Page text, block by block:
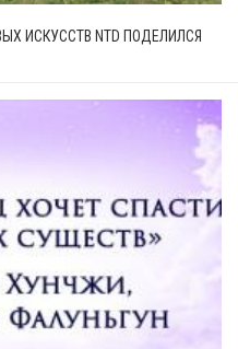
ИСКУССТВ NTD ПОДЕЛИЛСЯ